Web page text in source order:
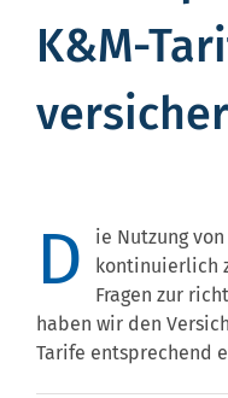
K&M-
D
ie Nutzung
kontinuierlich
Fragen zur
haben wir den
Tarife entsprechend